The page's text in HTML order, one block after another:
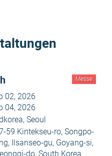
Messe
02, 2026
04, 2026
Seoul
59 Kintekseu-ro, Songpo-
Ilsanseo-gu, Goyang-si,
do, South Korea